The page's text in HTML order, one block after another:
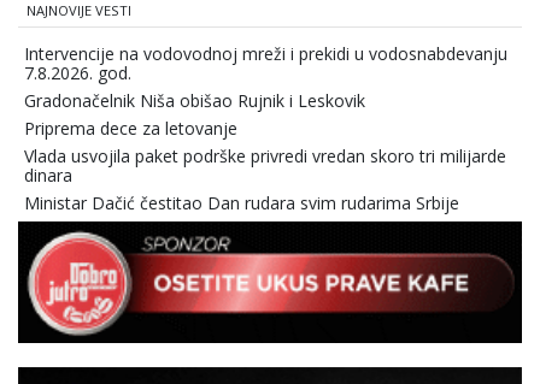
NAJNOVIJE VESTI
Intervencije na vodovodnoj mreži i prekidi u vodosnabdevanju
7.8.2026. god.
Gradonačelnik Niša obišao Rujnik i Leskovik
Priprema dece za letovanje
Vlada usvojila paket podrške privredi vredan skoro tri milijarde
dinara
Ministar Dačić čestitao Dan rudara svim rudarima Srbije